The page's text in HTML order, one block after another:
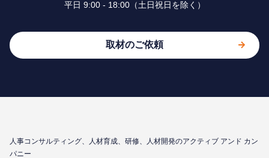
平⽇ 9:00 - 18:00（⼟⽇祝⽇を除く）
取材のご依頼
⼈事コンサルティング、⼈材育成、研修、⼈材開発のアクティブ アンド カン
パニー